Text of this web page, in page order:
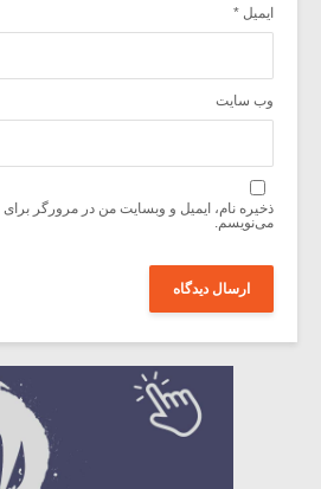
ایمیل *
وب‌ سایت
ذخیره نام، ایمیل و وبسایت من در مرورگر برای
می‌نویسم.